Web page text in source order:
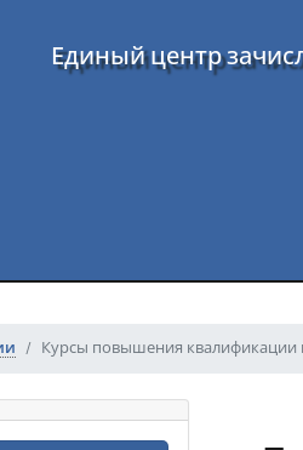
Единый центр
Курсы повышения квалификации